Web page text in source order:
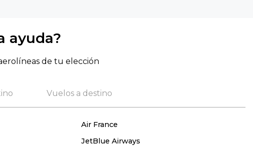
ayuda?
de tu elección
Vuelos a destino
Air France
JetBlue Airways